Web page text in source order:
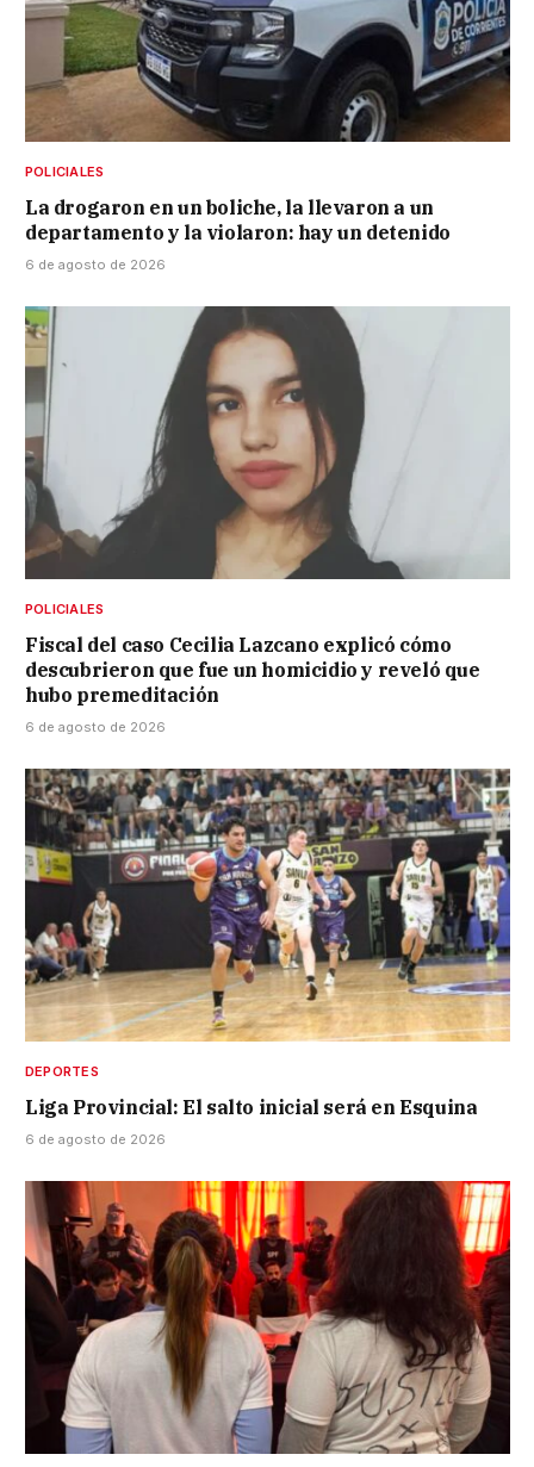
POLICIALES
La drogaron en un boliche, la llevaron a un
departamento y la violaron: hay un detenido
6 de agosto de 2026
POLICIALES
Fiscal del caso Cecilia Lazcano explicó cómo
descubrieron que fue un homicidio y reveló que
hubo premeditación
6 de agosto de 2026
DEPORTES
Liga Provincial: El salto inicial será en Esquina
6 de agosto de 2026